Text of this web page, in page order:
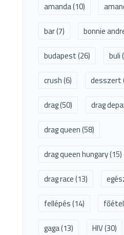
amanda(10)
bar(7) bonnie
budapest(26) buli
crush(6) desszert
drag(50) drag
drag queen(58)
drag queen hungary(15)
drag race(13)
fellépés(14) főétel
gaga(13) HIV(30)